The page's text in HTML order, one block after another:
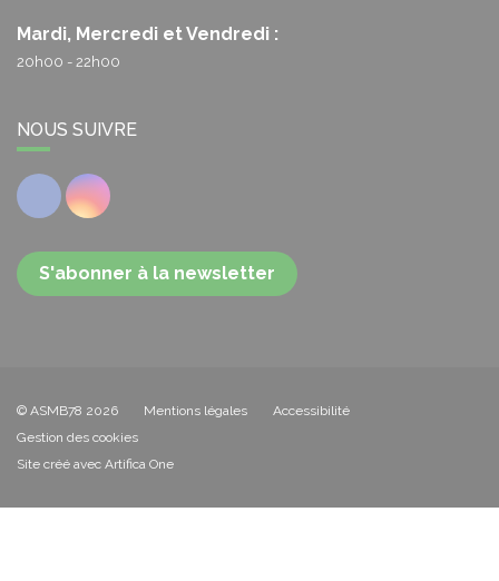
Mardi, Mercredi et Vendredi :
20h00 - 22h00
NOUS SUIVRE
FacebookInstagram
S'abonner à la newsletter
© ASMB78 2026 Mentions légales
Accessibilité
Gestion des cookies
Site créé avec Artifica One